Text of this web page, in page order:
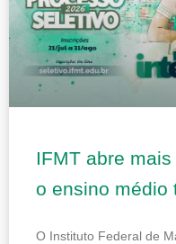
IFMT abre
o ensino médio
O Instituto Federal de